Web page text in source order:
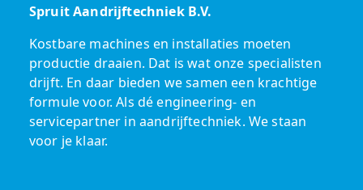
Spruit Aandrijftechniek B.V.
Kostbare machines en installaties moeten
productie draaien. Dat is wat onze specialisten
drijft. En daar bieden we samen een krachtige
formule voor. Als dé engineering- en
servicepartner in aandrijftechniek. We staan
voor je klaar.